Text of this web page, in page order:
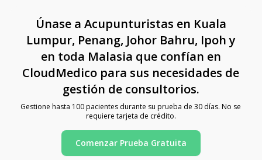
Únase a Acupunturistas en Kuala
Lumpur, Penang, Johor Bahru, Ipoh y
en toda Malasia que confían en
CloudMedico para sus necesidades de
gestión de consultorios.
Gestione hasta 100 pacientes durante su prueba de 30 días. No se
requiere tarjeta de crédito.
Comenzar Prueba Gratuita